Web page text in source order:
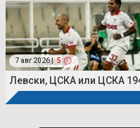
7 авг 2026 | 5
Левски, ЦСКА или ЦСКА